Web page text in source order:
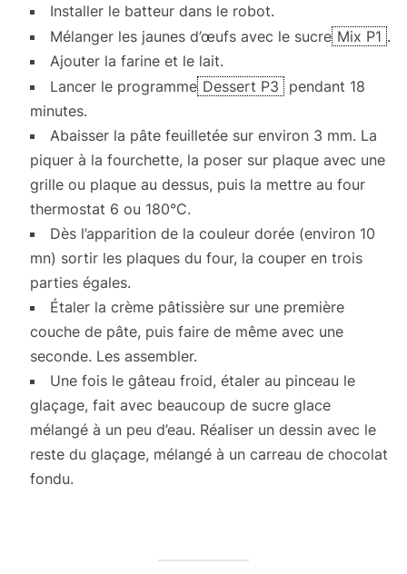
Installer le batteur dans le robot.
Mélanger les jaunes d’œufs avec le sucre Mix P1 .
Ajouter la farine et le lait.
Lancer le programme Dessert P3 pendant 18
minutes.
Abaisser la pâte feuilletée sur environ 3 mm. La
piquer à la fourchette, la poser sur plaque avec une
grille ou plaque au dessus, puis la mettre au four
thermostat 6 ou 180°C.
Dès l’apparition de la couleur dorée (environ 10
mn) sortir les plaques du four, la couper en trois
parties égales.
Étaler la crème pâtissière sur une première
couche de pâte, puis faire de même avec une
seconde. Les assembler.
Une fois le gâteau froid, étaler au pinceau le
glaçage, fait avec beaucoup de sucre glace
mélangé à un peu d’eau. Réaliser un dessin avec le
reste du glaçage, mélangé à un carreau de chocolat
fondu.